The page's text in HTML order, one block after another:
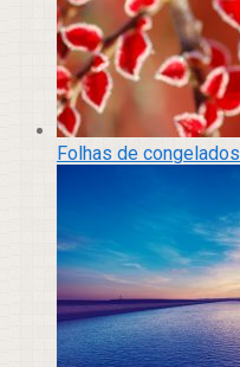
Folhas de congelados